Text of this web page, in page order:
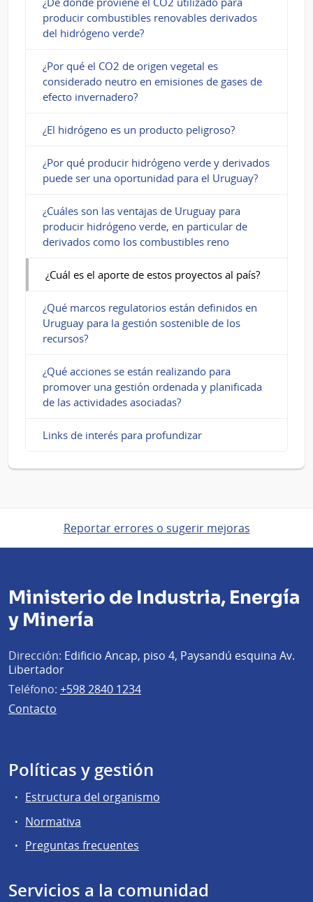
producir combustibles renovables derivados
del hidrógeno verde?
¿Por qué el CO2 de origen vegetal es
considerado neutro en emisiones de gases de
efecto invernadero?
¿El hidrógeno es un producto peligroso?
¿Por qué producir hidrógeno verde y derivados
puede ser una oportunidad para el Uruguay?
¿Cuáles son las ventajas de Uruguay para
producir hidrógeno verde, en particular de
derivados como los combustibles reno
¿Cuál es el aporte de estos proyectos al país?
¿Qué marcos regulatorios están definidos en
Uruguay para la gestión sostenible de los
recursos?
¿Qué acciones se están realizando para
promover una gestión ordenada y planificada
de las actividades asociadas?
Links de interés para profundizar
Reportar errores o sugerir mejoras
Ministerio de Industria, Energía
y Minería
Dirección: Edificio Ancap, piso 4, Paysandú esquina Av.
Libertador
Teléfono: +598 2840 1234
Contacto
Políticas y gestión
Estructura del organismo
Normativa
Preguntas frecuentes
Servicios a la comunidad